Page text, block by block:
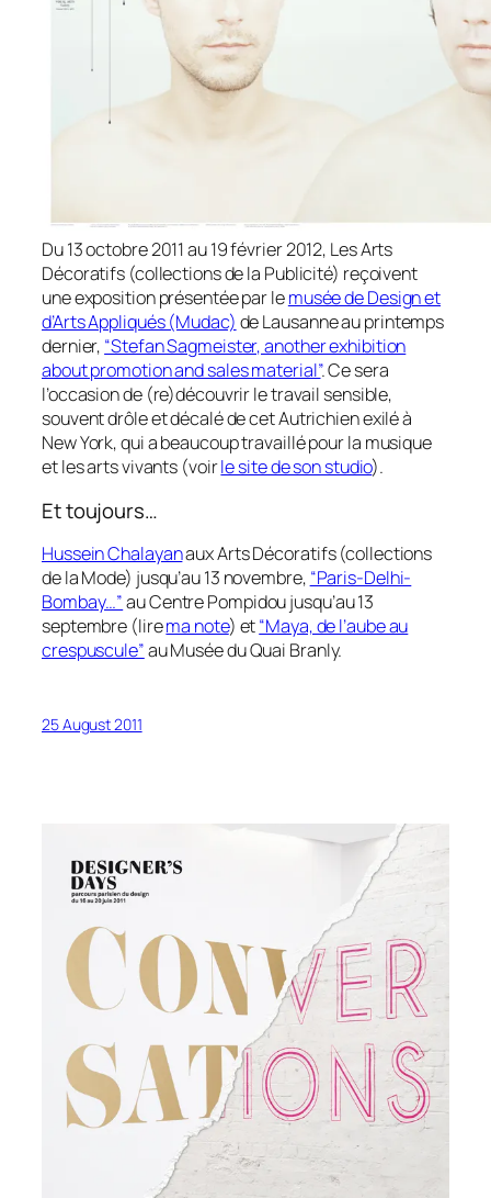
Du 13 octobre 2011 au 19 février 2012, Les Arts
Décoratifs (collections de la Publicité) reçoivent
une exposition présentée par lemusée de Design et
d’Arts Appliqués (Mudac) de Lausanne au printemps
dernier, “Stefan Sagmeister, another exhibition
about promotion and sales material”. Ce sera
l’occasion de (re)découvrir le travail sensible,
souvent drôle et décalé de cet Autrichien exilé à
New York, qui a beaucoup travaillé pour la musique
et les arts vivants (voirle site de son studio).
Et toujours…
Hussein Chalayanaux Arts Décoratifs (collections
de la Mode) jusqu’au 13 novembre, “Paris-Delhi-
Bombay…”au Centre Pompidou jusqu’au 13
septembre (lirema note) et“Maya, de l’aube au
crespuscule”au Musée du Quai Branly.
25 August 2011